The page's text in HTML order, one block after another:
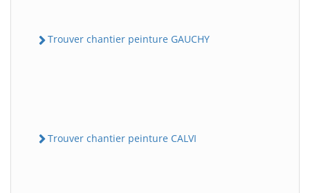
Trouver chantier peinture GAUCHY
Trouver chantier peinture CALVI